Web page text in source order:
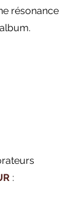
résonance
: